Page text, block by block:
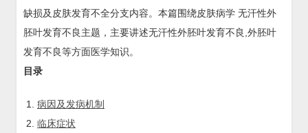
缺损及皮肤发育不全分支内容。本篇围绕皮肤病学 无汗性外
胚叶发育不良主题，主要讲述无汗性外胚叶发育不良,外胚叶
发育不良等方面医学知识。
目录
病因及发病机制
临床症状